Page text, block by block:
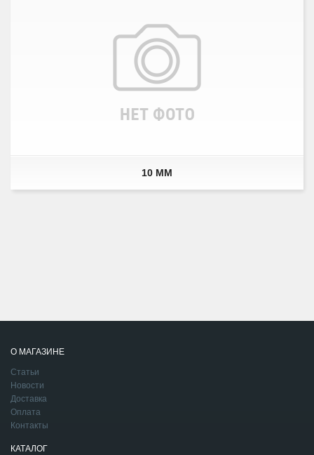
10 ММ
О МАГАЗИНЕ
Статьи
Новости
Доставка
Оплата
Контакты
КАТАЛОГ